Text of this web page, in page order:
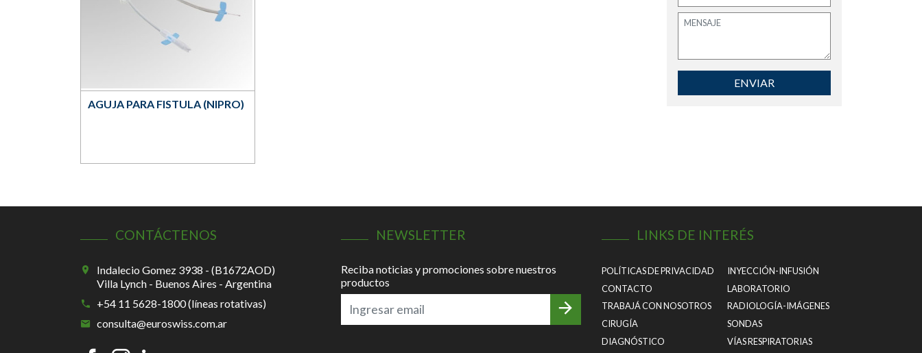
AGUJA PARA FISTULA (NIPRO)
ENVIAR
CONTÁCTENOS
Indalecio Gomez 3938 - (B1672AOD)
Villa Lynch - Buenos Aires - Argentina
+54 11 5628-1800 (líneas rotativas)
consulta@euroswiss.com.ar
NEWSLETTER
Reciba noticias y promociones sobre nuestros
productos
LINKS DE INTERÉS
POLÍTICAS DE PRIVACIDAD
CONTACTO
TRABAJÁ CON NOSOTROS
CIRUGÍA
DIAGNÓSTICO
INYECCIÓN-INFUSIÓN
LABORATORIO
RADIOLOGÍA-IMÁGENES
SONDAS
VÍAS RESPIRATORIAS